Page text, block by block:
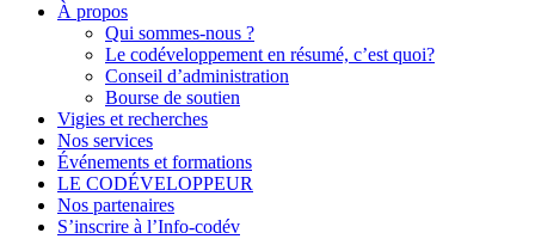
À propos
Qui sommes-nous ?
Le codéveloppement en résumé, c’est quoi?
Conseil d’administration
Bourse de soutien
Vigies et recherches
Nos services
Événements et formations
LE CODÉVELOPPEUR
Nos partenaires
S’inscrire à l’Info-codév